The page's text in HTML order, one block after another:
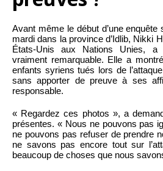
Avant même le début d’une enquête
mardi dans la province d’Idlib, Nikki
États-Unis aux Nations Unies,
vraiment remarquable. Elle a
enfants syriens tués lors de
sans apporter de preuve à ses
responsable.
« Regardez ces photos », a
présentes. « Nous ne pouvons pas
ne pouvons pas refuser de prendre
ne savons pas encore tout sur
beaucoup de choses que nous